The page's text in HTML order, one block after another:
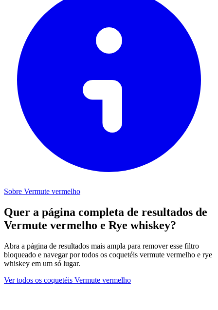
Sobre Vermute vermelho
Quer a página completa de resultados de
Vermute vermelho e Rye whiskey?
Abra a página de resultados mais ampla para remover esse filtro
bloqueado e navegar por todos os coquetéis vermute vermelho e rye
whiskey em um só lugar.
Ver todos os coquetéis Vermute vermelho